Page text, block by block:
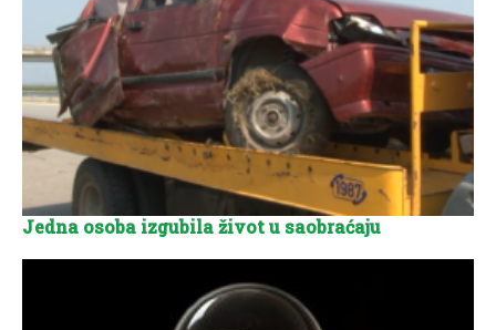
Jedna osoba izgubila život u saobraćaju